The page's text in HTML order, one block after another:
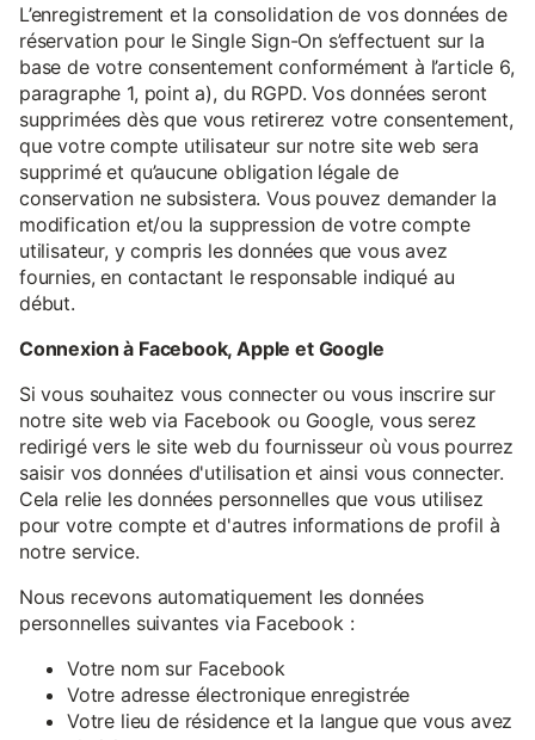
L’enregistrement et la consolidation de vos données de
réservation pour le Single Sign-On s’effectuent sur la
base de votre consentement conformément à l’article 6,
paragraphe 1, point a), du RGPD. Vos données seront
supprimées dès que vous retirerez votre consentement,
que votre compte utilisateur sur notre site web sera
supprimé et qu’aucune obligation légale de
conservation ne subsistera. Vous pouvez demander la
modification et/ou la suppression de votre compte
utilisateur, y compris les données que vous avez
fournies, en contactant le responsable indiqué au
début.
Connexion à Facebook, Apple et Google
Si vous souhaitez vous connecter ou vous inscrire sur
notre site web via Facebook ou Google, vous serez
redirigé vers le site web du fournisseur où vous pourrez
saisir vos données d'utilisation et ainsi vous connecter.
Cela relie les données personnelles que vous utilisez
pour votre compte et d'autres informations de profil à
notre service.
Nous recevons automatiquement les données
personnelles suivantes via Facebook :
Votre nom sur Facebook
Votre adresse électronique enregistrée
Votre lieu de résidence et la langue que vous avez